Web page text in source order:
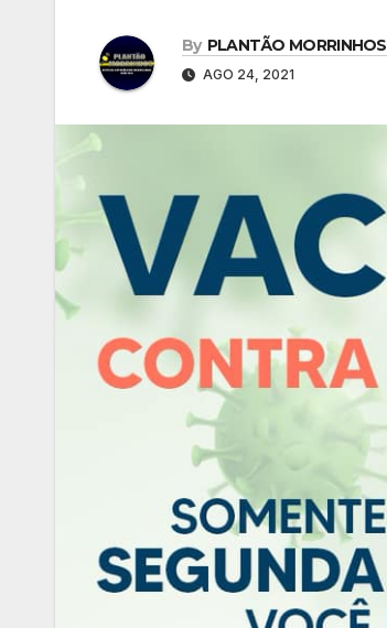
By PLANTÃO MORRINHOS
AGO 24, 2021